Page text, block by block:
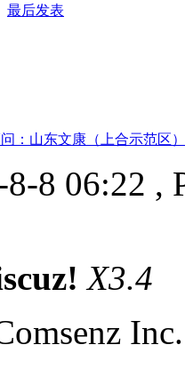
最后发表
：山东文康（上合示范区
8 06:22 ,
X3.4
Inc.